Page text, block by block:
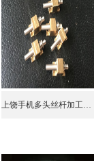
上饶手机多头丝杆加工报价 联系我们获取更多资料